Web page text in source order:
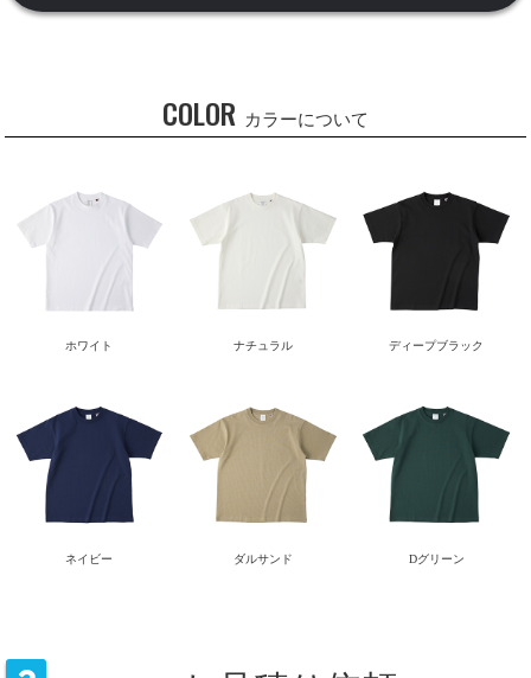
COLOR カラーについて
ホワイト ナチュラル ディープブラック
ネイビー ダルサンド Dグリーン